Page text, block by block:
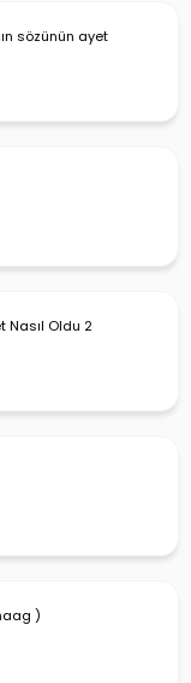
sözünün ayet
Nasıl Oldu 2
)